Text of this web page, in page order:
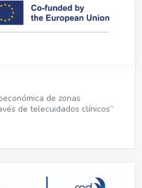
de zonas
de telecuidados clínicos”